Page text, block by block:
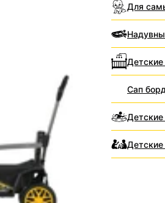
Для
Детские
Сап